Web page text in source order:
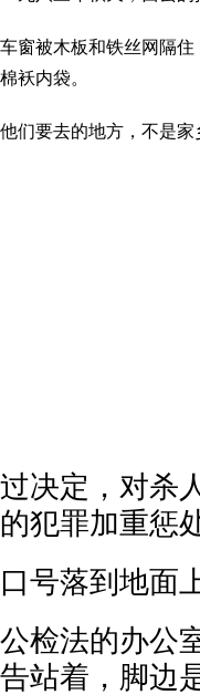
车窗被木板和铁丝网隔
棉袄内袋。
他们要去的地方，不是
过决定，对杀
的犯罪加重惩
口号落到地面
公检法的办公
告站着，脚边